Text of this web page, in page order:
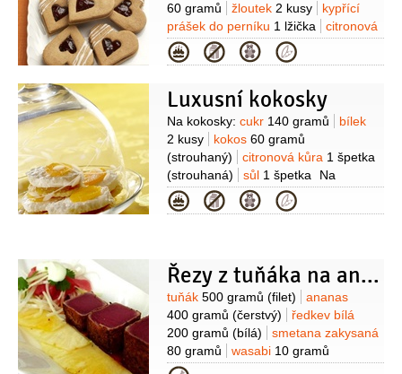
60 gramů
žloutek 2 kusy
kypřící
prášek do perníku 1 lžička
citronová
kůra
1/2lžičky (strouhaná)
1 špetka (mletý) zázvor1 špetka
náplň: švestková povidla100 gramů
(nebo marmeláda (nejlépe
domácí))
víno červené
1 decilitr
med1 lžíce
Kategorie
Luxusní kokosky
Suroviny
Na kokosky: cukr 140 gramů
bílek
2 kusy
kokos 60 gramů
(strouhaný)
citronová kůra 1 špetka
(strouhaná)
sůl 1 špetka
Na
sušenky: mouka pšeničná hladká
120 gramů
máslo70 gramů
kokos
marmeládu:
ananas
(rozmixovaná dužnina)
cukr
50 gramů
zázvor1/2lžičky (čerstvý,
nastrouhaný ) Na ozdobení: ananas
50 gramů (kandovaný (nebo papája),
tenké plátky)
čokoládová poleva bílá
Kategorie
Řezy z tuňáka na ananasu
Suroviny
tuňák 500 gramů (filet)
ananas
400 gramů (čerstvý)
ředkev bílá
200 gramů (bílá)
smetana zakysaná
80 gramů
wasabi 10 gramů
(pasta)